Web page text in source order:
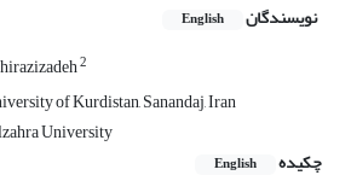
نویسندگان English
2
of Kurdistan, Sanandaj, Iran
University
چکیده
English